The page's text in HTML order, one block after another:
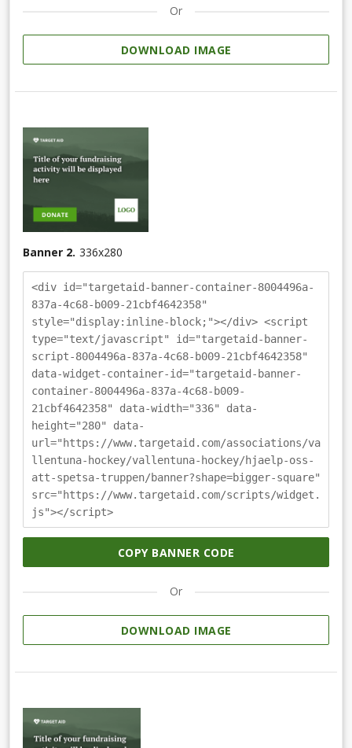
Or
DOWNLOAD IMAGE
Banner 2. 336x280
<div id="targetaid-banner-container-8004496a-
837a-4c68-b009-21cbf4642358"
style="display:inline-block;"></div> <script
type="text/javascript" id="targetaid-banner-
script-8004496a-837a-4c68-b009-21cbf4642358"
data-widget-container-id="targetaid-banner-
container-8004496a-837a-4c68-b009-
21cbf4642358" data-width="336" data-
height="280" data-
url="https://www.targetaid.com/associations/va
llentuna-hockey/vallentuna-hockey/hjaelp-oss-
att-spetsa-truppen/banner?shape=bigger-square"
src="https://www.targetaid.com/scripts/widget.
js"></script>
COPY BANNER CODE
Or
DOWNLOAD IMAGE